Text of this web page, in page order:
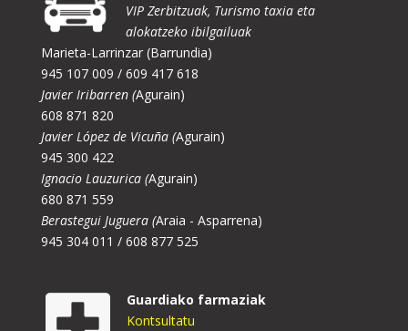
VIP Zerbitzuak, Turismo taxia eta
alokatzeko ibilgailuak
Marieta-Larrinzar (Barrundia)
945 107 009 / 609 417 618
Javier Iribarren (Agurain)
608 871 820
Javier López de Vicuña (Agurain)
945 300 422
Ignacio Lauzurica (Agurain)
680 871 559
Berastegui Juguera (Araia - Asparrena)
945 304 011 / 608 877 525
Guardiako farmaziak
Kontsultatu